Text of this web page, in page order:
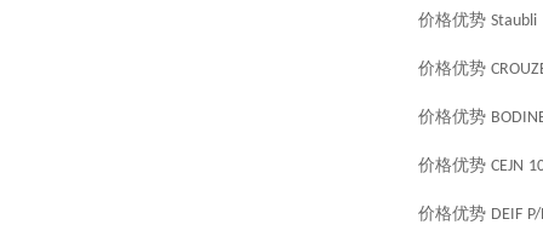
价格优势 Staubli
价格优势
价格优势
价格优势 CEJN
价格优势 DEIF